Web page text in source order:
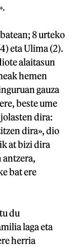
8 urteko
eta Ulima (2).
alaitasun
hemen
gauza
beste ume
dira:
dira», dio
at bizi dira
antzera,
bat ere
du
laga eta
herria